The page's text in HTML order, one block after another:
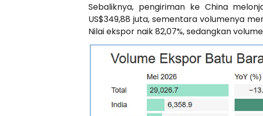
Sebaliknya, pengiriman ke China
US$349,88 juta, sementara volumenya
Nilai ekspor naik 82,07%, sedangkan